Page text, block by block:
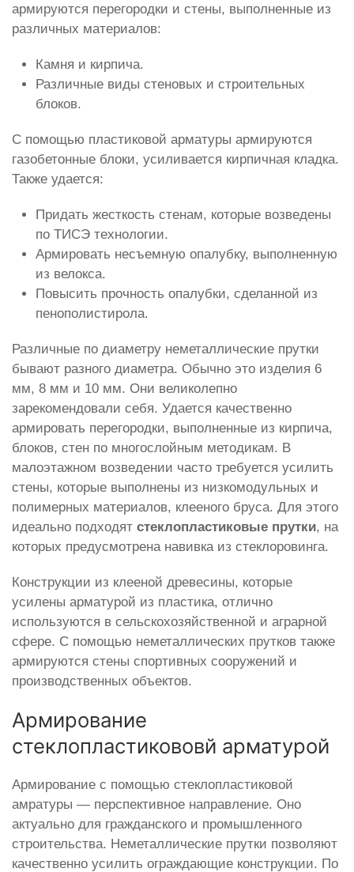
армируются перегородки и стены, выполненные из
различных материалов:
Камня и кирпича.
Различные виды стеновых и строительных
блоков.
С помощью пластиковой арматуры армируются
газобетонные блоки, усиливается кирпичная кладка.
Также удается:
Придать жесткость стенам, которые возведены
по ТИСЭ технологии.
Армировать несъемную опалубку, выполненную
из велокса.
Повысить прочность опалубки, сделанной из
пенополистирола.
Различные по диаметру неметаллические прутки
бывают разного диаметра. Обычно это изделия 6
мм, 8 мм и 10 мм. Они великолепно
зарекомендовали себя. Удается качественно
армировать перегородки, выполненные из кирпича,
блоков, стен по многослойным методикам. В
малоэтажном возведении часто требуется усилить
стены, которые выполнены из низкомодульных и
полимерных материалов, клееного бруса. Для этого
идеально подходят стеклопластиковые прутки, на
которых предусмотрена навивка из стеклоровинга.
Конструкции из клееной древесины, которые
усилены арматурой из пластика, отлично
используются в сельскохозяйственной и аграрной
сфере. С помощью неметаллических прутков также
армируются стены спортивных сооружений и
производственных объектов.
Армирование
стеклопластикововй арматурой
Армирование с помощью стеклопластиковой
амратуры — перспективное направление. Оно
актуально для гражданского и промышленного
строительства. Неметаллические прутки позволяют
качественно усилить ограждающие конструкции. По